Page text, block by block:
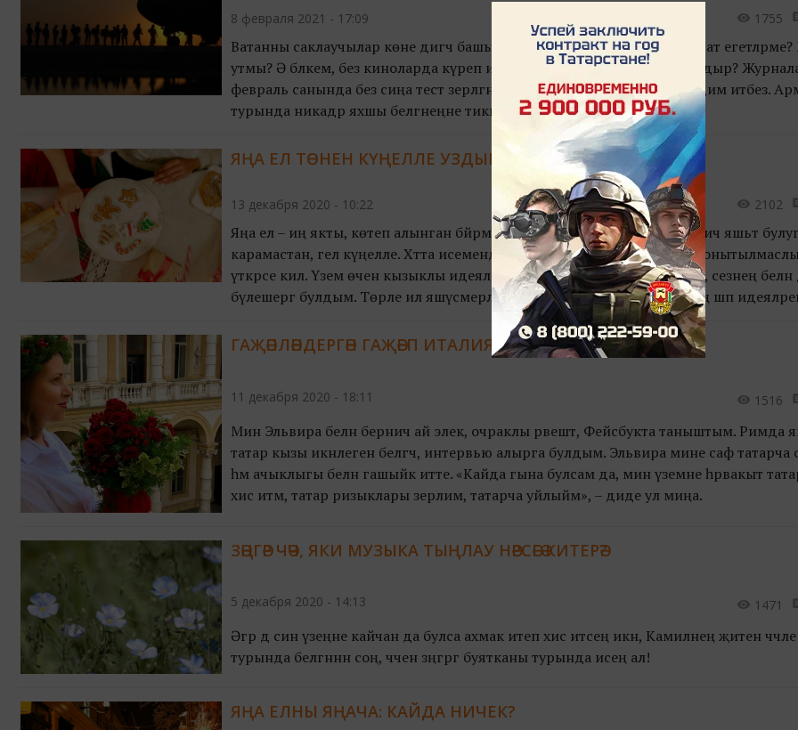
8 февраля 2021 - 17:09 1755
Ватанны саклаучылар көне дигәч башыңа ниләр килә? Форма кигән солдат егетләрме?
утмы? Ә бәлкем, без киноларда күреп ияләнгән текә сугышу эпизодларыдыр?
февраль санында без сиңа тест әзерләгән идек. Ә хәзер җавапларны тәкъдим итәбез.
турында никадәр яхшы белгәнеңне тикшереп кара!
ЯҢА ЕЛ ТӨНЕН КҮҢЕЛЛЕ УЗДЫРУ ӨЧЕН 4 ШӘП ТӘКЪДИМ
13 декабря 2020 - 10:22 2102
Яңа ел – иң якты, көтеп алынган бәйрәмнәрнең берсе. Аны каршы алу, ничә яшьтә
карамастан, гел күңелле. Хәтта исемендә дә «яңа» сүзе булгач, бу төнне
үткәрәсе килә. Үзем өчен кызыклы идеяләр туплыйм дип башлаган идем, сезнең белән
бүлешергә булдым. Төрле ил яшүсмерләреннән Яңа ел каршы алуның иң шәп
ГАҖӘПЛӘНДЕРГӘН ГАҖӘЕП ИТАЛИЯ
11 декабря 2020 - 18:11 1516
Мин Эльвира белән берничә ай элек, очраклы рәвештә, Фейсбукта таныштым. Римда
татар кызы икәнлеген белгәч, интервью алырга булдым. Эльвира мине саф татарча
һәм ачыклыгы белән гашыйк итте. «Кайда гына булсам да, мин үземне һәрвакыт
хис итәм, татар ризыклары әзерлим, татарча уйлыйм», – диде ул миңа.
ЗӘҢГӘР ЧӘЧ, ЯКИ МУЗЫКА ТЫҢЛАУ НӘРСӘГӘ КИТЕРӘ?
5 декабря 2020 - 14:13 1471
Әгәр дә син үзеңне кайчан да булса ахмак итеп хис итәсең икән, Камиләнең җитен
турында белгәннән соң, чәчен зәңгәргә буятканы турында исеңә ал!
ЯҢА ЕЛНЫ ЯҢАЧА: КАЙДА НИЧЕК?